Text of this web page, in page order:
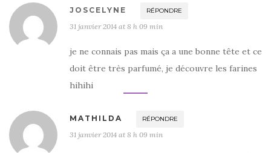
JOSCELYNE RÉPONDRE
31 janvier 2014 at 8 h 09 min
je ne connais pas mais ça a une bonne tête et ce
doit être très parfumé, je découvre les farines
hihihi
MATHILDA RÉPONDRE
31 janvier 2014 at 8 h 09 min